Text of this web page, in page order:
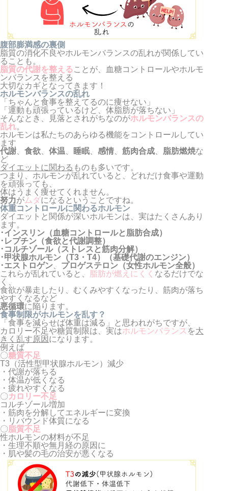
腹部膨満感の裏側
脂質の消化不良やホルモンバランスの乱れが関係してい
ることも。
脂質の代謝を整えることが、血糖コントロールやホルモ
ンバランスを整える
大切なカギとなってきます！
ホルモンバランスの乱れ
「ちゃんと食事を整えてるのに痩せない」
「運動も頑張っているけど、体脂肪が落ちない」
そんなとき、見落とされがちなのがホルモンバランスの
乱れ。
ホルモンは私たちのあらゆる機能をコントロールしてい
ます
代謝
食欲 体温 睡眠 感情 筋肉合成 脂肪燃焼な
ど
ダイエットに関わる ものも多いです。
つまり、ホルモンが乱れていると、どれだけ食事や運動
を頑張っても、
体はうまく痩せてくれません。
努力がムダになる ということですね。
体重コントロールに関わるホルモン
ダイエットと関係が深いホルモンは、実はたくさんあり
ます。
･インスリン（血糖コントロールと脂肪合成）
･レプチン（食欲と代謝調整）
･コルチゾール（ストレスと筋肉分解）
･甲状腺ホルモン（T3・T4）（基礎代謝のエンジン）
･エストロゲン
プロゲステロン（女性ホルモン全般）
これらが乱れていると、
脂肪が燃えにくく なるだけでな
く、
食欲が暴走したり、むくみやすくなったり、筋肉が落ち
やすくなるなど
悪循環に陥ります。
食事制限がホルモンを乱す？
「食事を減らせば体重は減る」と思われがちですが、
カロリー不足や糖質制限は、実はホルモンバランス を大
きく乱す原因 になります。
例えば
〇糖質不足
T3（活性型甲状腺ホルモン）減少
・代謝が落ちる
・体温が低くなる
・疲れやすくなる
〇カロリー不足
コルチゾール増加
・筋肉を分解してエネルギーに変換
・リバウンド体質になる
〇 脂質不足
性ホルモンの材料が不足
・生理不順や無月経の原因に
・肌や髪の毛の治安が悪くなる